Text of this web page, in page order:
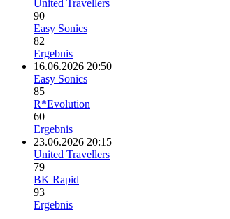
United Travellers
90
Easy Sonics
82
Ergebnis
16.06.2026 20:50
Easy Sonics
85
R*Evolution
60
Ergebnis
23.06.2026 20:15
United Travellers
79
BK Rapid
93
Ergebnis